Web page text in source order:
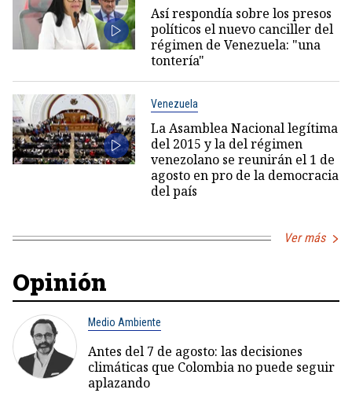
Así respondía sobre los presos
políticos el nuevo canciller del
régimen de Venezuela: "una
tontería"
Venezuela
La Asamblea Nacional legítima
del 2015 y la del régimen
venezolano se reunirán el 1 de
agosto en pro de la democracia
del país
Ver más
Opinión
Medio Ambiente
Antes del 7 de agosto: las decisiones
climáticas que Colombia no puede seguir
aplazando